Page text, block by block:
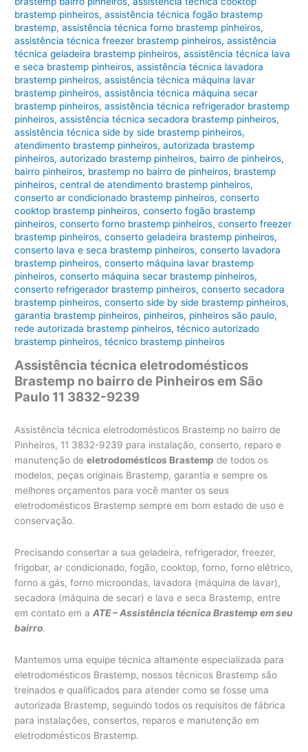
brastemp pinheiros,assistência técnica fogão brastemp
brastemp,assistência técnica forno brastemp pinheiros,
assistência técnica freezer brastemp pinheiros,assistência
técnica geladeira brastemp pinheiros,assistência técnica lava
e seca brastemp pinheiros,assistência técnica lavadora
brastemp pinheiros,assistência técnica máquina lavar
brastemp pinheiros,assistência técnica máquina secar
brastemp pinheiros,assistência técnica refrigerador brastemp
pinheiros,assistência técnica secadora brastemp pinheiros,
assistência técnica side by side brastemp pinheiros,
atendimento brastemp pinheiros,autorizada brastemp
pinheiros,autorizado brastemp pinheiros, bairro de pinheiros,
bairro pinheiros, brastemp no bairro de pinheiros, brastemp
pinheiros,central de atendimento brastemp pinheiros,
conserto ar condicionado brastemp pinheiros,conserto
cooktop brastemp pinheiros,conserto fogão brastemp
pinheiros,conserto forno brastemp pinheiros,conserto freezer
brastemp pinheiros,conserto geladeira brastemp pinheiros,
conserto lava e seca brastemp pinheiros,conserto lavadora
brastemp pinheiros,conserto máquina lavar brastemp
pinheiros,conserto máquina secar brastemp pinheiros,
conserto refrigerador brastemp pinheiros,conserto secadora
brastemp pinheiros,conserto side by side brastemp pinheiros,
garantia brastemp pinheiros, pinheiros, pinheiros são paulo,
rede autorizada brastemp pinheiros,técnico autorizado
brastemp pinheiros,técnico brastemp pinheiros
Assistência técnica eletrodomésticos
Brastemp no bairro de Pinheiros em São
Paulo 11 3832-9239
Assistência técnica eletrodomésticos Brastemp no bairro de
Pinheiros, 11 3832-9239 para instalação, conserto, reparo e
manutenção deeletrodomésticos Brastemp de todos os
modelos, peças originais Brastemp, garantia e sempre os
melhores orçamentos para você manter os seus
eletrodomésticos Brastemp sempre em bom estado de uso e
conservação.
Precisando consertar a sua geladeira, refrigerador, freezer,
frigobar, ar condicionado, fogão, cooktop, forno, forno elétrico,
forno a gás, forno microondas, lavadora (máquina de lavar),
secadora (máquina de secar) e lava e seca Brastemp, entre
em contato em aATE – Assistência técnica Brastemp em seu
bairro.
Mantemos uma equipe técnica altamente especializada para
eletrodomésticos Brastemp, nossos técnicos Brastemp são
treinados e qualificados para atender como se fosse uma
autorizada Brastemp, seguindo todos os requisitos de fábrica
para instalações, consertos, reparos e manutenção em
eletrodomésticos Brastemp.